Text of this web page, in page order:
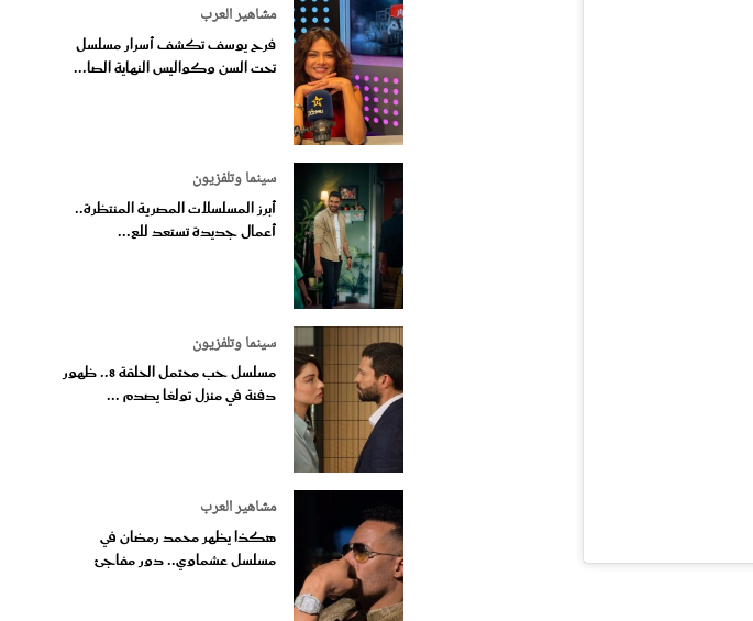
مشاهير العرب
فرح يوسف تكشف أسرار مسلسل
تحت السن وكواليس النهاية الصا...
سينما وتلفزيون
أبرز المسلسلات المصرية المنتظرة..
أعمال جديدة تستعد للع...
سينما وتلفزيون
مسلسل حب محتمل الحلقة 8.. ظهور
دفنة في منزل تولغا يصدم ...
مشاهير العرب
هكذا يظهر محمد رمضان في
مسلسل عشماوي.. دور مفاجئ